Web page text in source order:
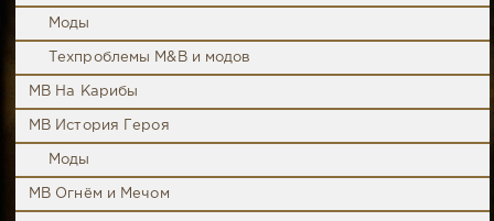
Моды
Техпроблемы M&B и модов
MB На Карибы
MB История Героя
Моды
MB Огнём и Мечом